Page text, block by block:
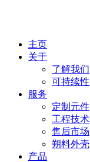
主页
关于
了解我们
可持续性
服务
定制元件
工程技术
售后市场
朔料外壳
产品